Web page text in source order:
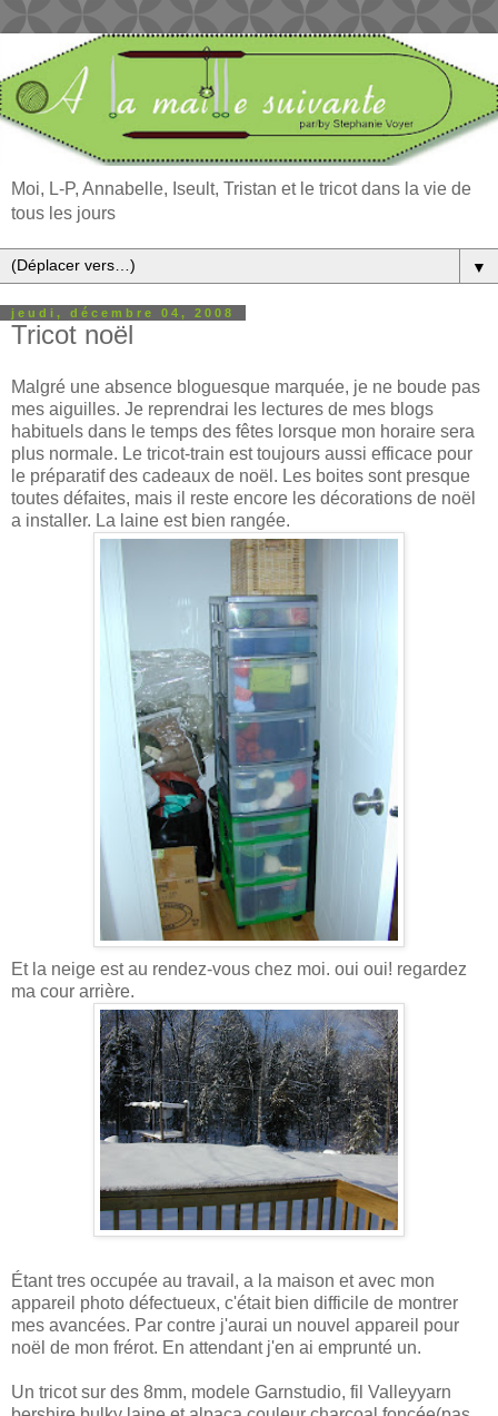
Moi, L-P, Annabelle, Iseult, Tristan et le tricot dans la vie de
tous les jours
▼
jeudi, décembre 04, 2008
Tricot noël
Malgré une absence bloguesque marquée, je ne boude pas
mes aiguilles. Je reprendrai les lectures de mes blogs
habituels dans le temps des fêtes lorsque mon horaire sera
plus normale. Le tricot-train est toujours aussi efficace pour
le préparatif des cadeaux de noël. Les boites sont presque
toutes défaites, mais il reste encore les décorations de noël
a installer. La laine est bien rangée.
Et la neige est au rendez-vous chez moi. oui oui! regardez
ma cour arrière.
Étant tres occupée au travail, a la maison et avec mon
appareil photo défectueux, c'était bien difficile de montrer
mes avancées. Par contre j'aurai un nouvel appareil pour
noël de mon frérot. En attendant j'en ai emprunté un.
Un tricot sur des 8mm, modele Garnstudio, fil Valleyyarn